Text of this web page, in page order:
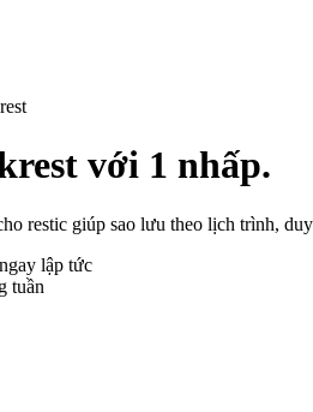
với 1 nhấp.
restic giúp sao lưu theo lịch trình,
lập tức
tuần